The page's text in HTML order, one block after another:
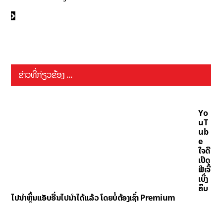
ຂ່າວທີ່ກ່ຽວຂ້ອງ ...
Yo
uT
ub
e
ໃຈດີ
ເປີດ
ຟີເຈີ້
ເບິ່ງ
ຄິບ
ໄປນຳຫຼິ້ນແອັບອື່ນໄປນຳໄດ້ແລ້ວ ໂດຍບໍ່ຕ້ອງເຊົ່າ Premium